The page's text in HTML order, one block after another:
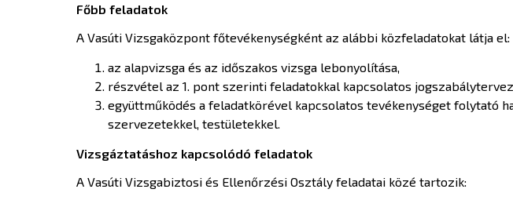
Főbb feladatok
A Vasúti Vizsgaközpont főtevékenységként az alábbi közfeladatokat látja el:
az alapvizsga és az időszakos vizsga lebonyolítása,
részvétel az 1. pont szerinti feladatokkal kapcsolatos
együttműködés a feladatkörével kapcsolatos tevékenységet folytató
szervezetekkel, testületekkel.
Vizsgáztatáshoz kapcsolódó feladatok
A Vasúti Vizsgabiztosi és Ellenőrzési Osztály feladatai közé tartozik: